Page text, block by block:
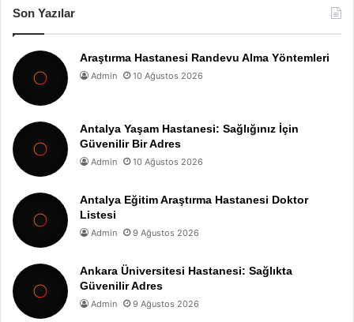
Son Yazılar
Araştırma Hastanesi Randevu Alma Yöntemleri
Admin 10 Ağustos 2026
Antalya Yaşam Hastanesi: Sağlığınız İçin
Güvenilir Bir Adres
Admin 10 Ağustos 2026
Antalya Eğitim Araştırma Hastanesi Doktor
Listesi
Admin 9 Ağustos 2026
Ankara Üniversitesi Hastanesi: Sağlıkta
Güvenilir Adres
Admin 9 Ağustos 2026